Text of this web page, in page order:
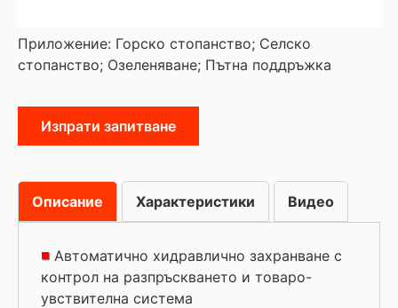
Приложение: Горско стопанство; Селско
стопанство; Озеленяване; Пътна поддръжка
Изпрати запитване
Описание Характеристики Видео
Автоматично хидравлично захранване с
контрол на разпръскването и товаро-
увствителна система